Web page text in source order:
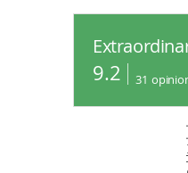
9.2 31